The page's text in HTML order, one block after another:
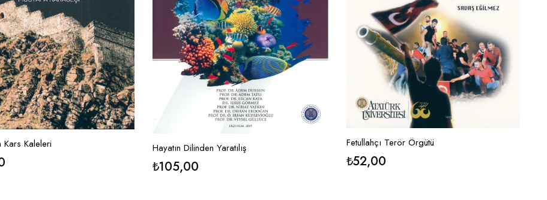
Kars Kaleleri Hayatın Dilinden Yaratılış
₺105,00
Fetullahçı Terör Örgütü
₺52,00